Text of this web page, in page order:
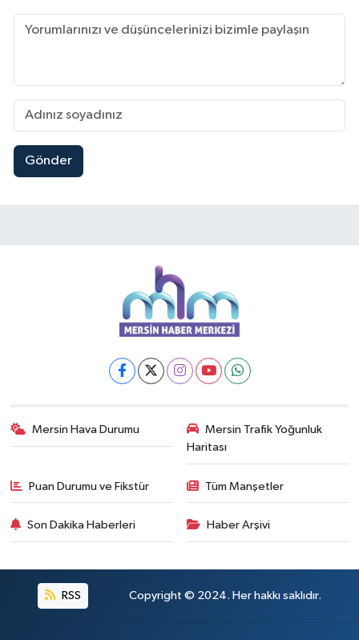
Gönder
Mersin Hava Durumu
Mersin Trafik Yoğunluk
Haritası
Puan Durumu ve Fikstür Tüm Manşetler
Son Dakika Haberleri Haber Arşivi
RSS Copyright © 2024. Her hakkı saklıdır.